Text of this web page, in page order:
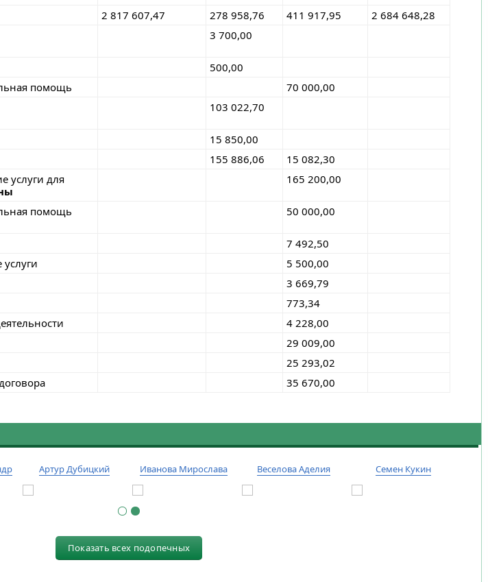
2 817 607,47
278 958,76 411 917,95
2 684 648,28
3 700,00
500,00
помощь
70 000,00
103 022,70
15 850,00
155 886,06
15 082,30
услуги для
165 200,00
помощь
50 000,00
7 492,50
5 500,00
3 669,79
773,34
4 228,00
29 009,00
25 293,02
35 670,00
Артур Дубицкий Иванова Мирослава Веселова Аделия Семен Кукин
Показать всех подопечных